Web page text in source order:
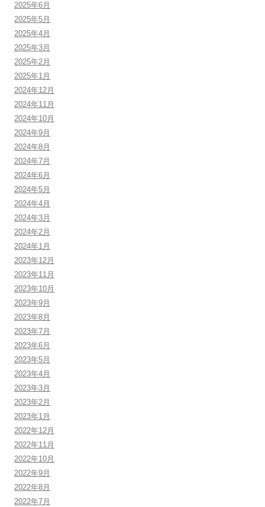
2025年6月
2025年5月
2025年4月
2025年3月
2025年2月
2025年1月
2024年12月
2024年11月
2024年10月
2024年9月
2024年8月
2024年7月
2024年6月
2024年5月
2024年4月
2024年3月
2024年2月
2024年1月
2023年12月
2023年11月
2023年10月
2023年9月
2023年8月
2023年7月
2023年6月
2023年5月
2023年4月
2023年3月
2023年2月
2023年1月
2022年12月
2022年11月
2022年10月
2022年9月
2022年8月
2022年7月